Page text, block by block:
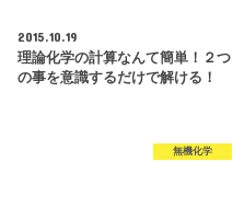
2015.10.19
理論化学の計算なんて簡単！２つ
の事を意識するだけで解ける！
無機化学